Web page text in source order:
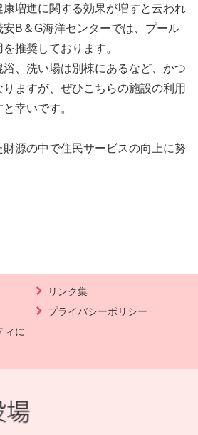
増進に関する効果が増すと云われ
B＆G海洋センターでは、プール
推奨しております。
、洗い場は別棟にあるなど、かつ
ますが、ぜひこちらの施設の利用
幸いです。
源の中で住民サービスの向上に努
リンク集
プライバシーポリシー
ィに